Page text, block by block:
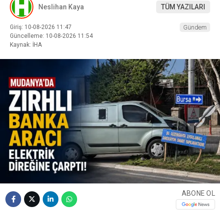
Neslihan Kaya TÜM YAZILARI
Giriş: 10-08-2026 11:47
Güncelleme: 10-08-2026 11:54
Kaynak: İHA
Gündem
ABONE OL